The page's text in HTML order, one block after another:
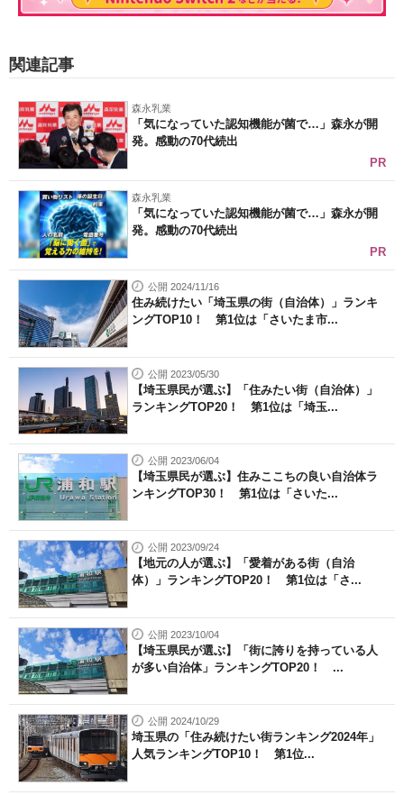
関連記事
森永乳業
「気になっていた認知機能が菌で…」森永が開
発。感動の70代続出
PR
森永乳業
「気になっていた認知機能が菌で…」森永が開
発。感動の70代続出
PR
公開 2024/11/16
住み続けたい「埼玉県の街（自治体）」ランキ
ングTOP10！ 第1位は「さいたま市...
公開 2023/05/30
【埼玉県民が選ぶ】「住みたい街（自治体）」
ランキングTOP20！ 第1位は「埼玉...
公開 2023/06/04
【埼玉県民が選ぶ】住みここちの良い自治体ラ
ンキングTOP30！ 第1位は「さいた...
公開 2023/09/24
【地元の人が選ぶ】「愛着がある街（自治
体）」ランキングTOP20！ 第1位は「さ...
公開 2023/10/04
【埼玉県民が選ぶ】「街に誇りを持っている人
が多い自治体」ランキングTOP20！ ...
公開 2024/10/29
埼玉県の「住み続けたい街ランキング2024年」
人気ランキングTOP10！ 第1位...